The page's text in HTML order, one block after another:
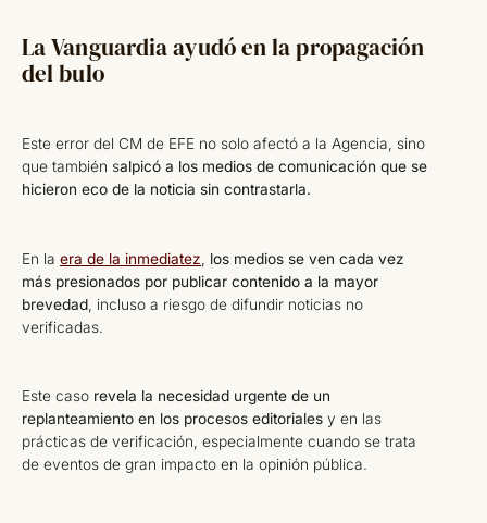
La Vanguardia ayudó en la propagación
del bulo
Este error del CM de EFE no solo afectó a la Agencia, sino
que también salpicó a los medios de comunicación que se
hicieron eco de la noticia sin contrastarla.
En la era de la inmediatez
los medios se ven cada vez
más presionados por publicar contenido a la mayor
brevedad , incluso a riesgo de difundir noticias no
verificadas.
Este caso revela la necesidad urgente de un
replanteamiento en los procesos editoriales y en las
prácticas de verificación, especialmente cuando se trata
de eventos de gran impacto en la opinión pública.